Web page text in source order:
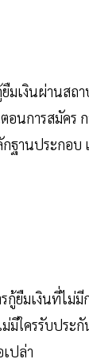
มเงินผ่านส
อนการสมัคร
ฐานประกอบ
กู้ยืมเงินที่ไม่
มีใครรับประ
ปล่า